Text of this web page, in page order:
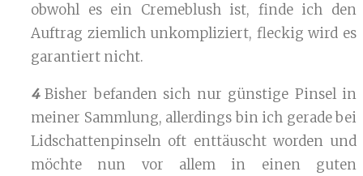
obwohl es ein Cremeblush ist, finde ich den
Auftrag ziemlich unkompliziert, fleckig wird es
garantiert nicht.
4Bisher befanden sich nur günstige Pinsel in
meiner Sammlung, allerdings bin ich gerade bei
Lidschattenpinseln oft enttäuscht worden und
möchte nun vor allem in einen guten